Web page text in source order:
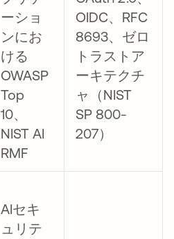
ーショ
ンにお
ける
OWASP
Top
10、
NIST AI
RMF
OIDC、RFC
8693、ゼロ
トラストア
ーキテクチ
ャ（NIST
SP 800-
207）
AIセキ
ュリテ